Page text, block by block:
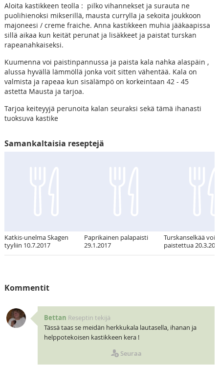
Aloita kastikkeen teolla : pilko vihannekset ja surauta ne
puolihienoksi mikserillä, mausta currylla ja sekoita joukkoon
majoneesi / creme fraiche. Anna kastikkeen muhia jääkaapissa
sillä aikaa kun keität perunat ja lisäkkeet ja paistat turskan
rapeanahkaiseksi.
Kuumenna voi paistinpannussa ja paista kala nahka alaspäin ,
alussa hyvällä lämmöllä jonka voit sitten vähentää. Kala on
valmista ja rapeaa kun sisälämpö on korkeintaan 42 - 45
astetta Mausta ja tarjoa.
Tarjoa keiteyyjä perunoita kalan seuraksi sekä tämä ihanasti
tuoksuva kastike
Samankaltaisia reseptejä
Katkis-unelma Skagen
tyyliin 10.7.2017
Paprikainen palapaisti
29.1.2017
Turskanselkää
paistettua
Kommentit
Bettan Reseptin tekijä
Tässä taas se meidän herkkukala lautasella, ihanan ja
helppotekoisen kastikkeen kera !
Seuraa